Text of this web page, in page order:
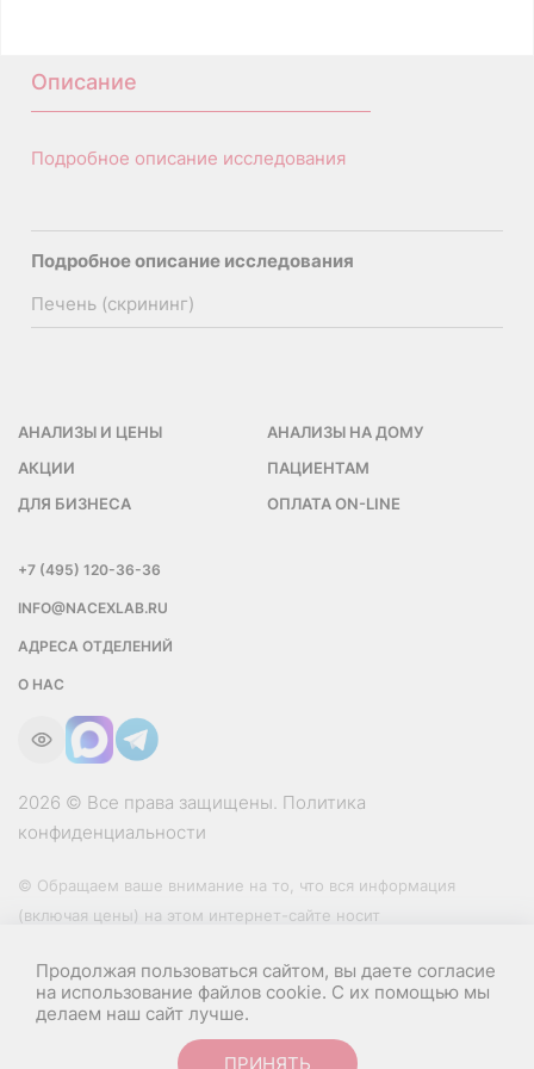
Описание
Подробное описание исследования
Подробное описание исследования
Печень (скрининг)
Продолжая пользоваться сайтом, вы даете согласие
на использование файлов cookie. С их помощью мы
делаем наш сайт лучше.
ПРИНЯТЬ
АНАЛИЗЫ И ЦЕНЫ
АНАЛИЗЫ НА ДОМУ
АКЦИИ
ПАЦИЕНТАМ
ДЛЯ БИЗНЕСА
ОПЛАТА ON-LINE
+7 (495) 120-36-36
INFO@NACEXLAB.RU
АДРЕСА ОТДЕЛЕНИЙ
О НАС
2026 © Все права защищены. Политика
конфиденциальности
© Обращаем ваше внимание на то, что вся информация
(включая цены) на этом интернет-сайте носит
условиях не является публичной офертой, определяемой
положениями Статьи 437 (2) Гражданского кодекса РФ.
разработка сайта — Текарт